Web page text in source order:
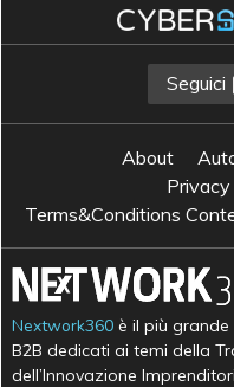
Seguici
About
Terms&Conditions
Nextwork360 è il più
B2B dedicati ai temi della
dell’Innovazione